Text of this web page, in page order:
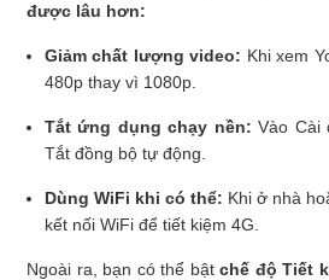
được lâu hơn:
Giảm chất lượng video: Khi xem
480p thay vì 1080p.
Tắt ứng dụng chạy nền: Vào
Tắt đồng bộ tự động.
Dùng WiFi khi có thể: Khi ở nhà
kết nối WiFi để tiết kiệm 4G.
Ngoài ra, bạn có thể bậtchế độ Tiết